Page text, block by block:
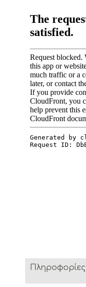
Πληροφορίες